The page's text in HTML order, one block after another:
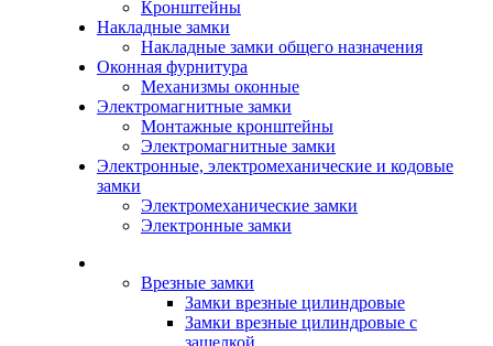
Кронштейны
Накладные замки
Накладные замки общего назначения
Оконная фурнитура
Механизмы оконные
Электромагнитные замки
Монтажные кронштейны
Электромагнитные замки
Электронные, электромеханические и кодовые
замки
Электромеханические замки
Электронные замки
Врезные замки
Замки врезные цилиндровые
Замки врезные цилиндровые с
защелкой